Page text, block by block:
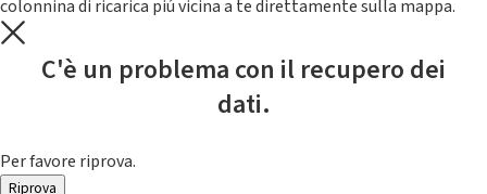
colonnina di ricarica piú vicina a te direttamente sulla mappa.
C'è un problema con il recupero dei
dati.
Per favore riprova.
Riprova